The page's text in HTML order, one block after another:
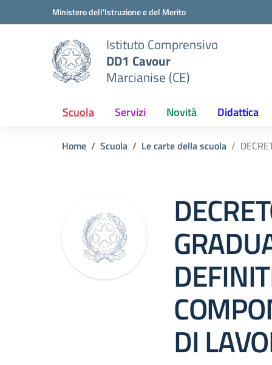
Vai ai contenuti
Vai al menu di navigazioneMinistero dell'Istruzione e del Merito
Istituto Comprensivo
DD1 Cavour
Marcianise (CE)
Scuola Servizi Novità Didattica
Home Scuola Le carte della scuola
DI